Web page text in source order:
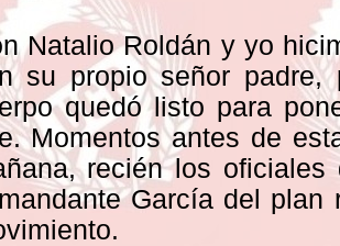
Natalio Roldán y yo
su propio señor
quedó listo para
Momentos antes de
recién los
García del plan